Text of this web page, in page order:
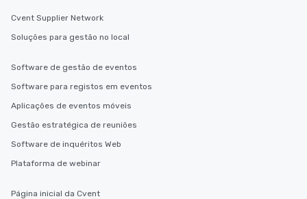
Cvent Supplier Network
Soluções para gestão no local
Software de gestão de eventos
Software para registos em eventos
Aplicações de eventos móveis
Gestão estratégica de reuniões
Software de inquéritos Web
Plataforma de webinar
Página inicial da Cvent